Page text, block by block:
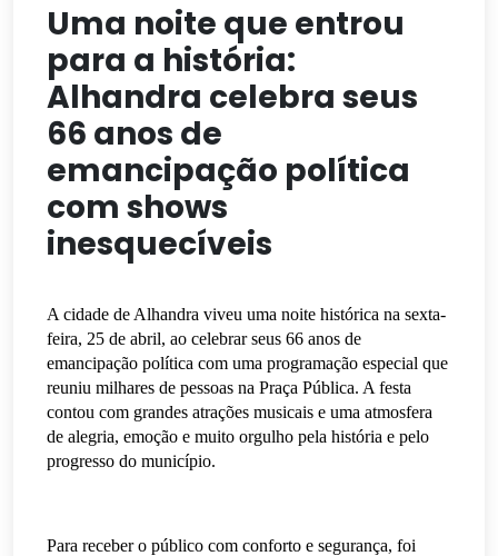
Uma noite que entrou
para a história:
Alhandra celebra seus
66 anos de
emancipação política
com shows
inesquecíveis
A cidade de Alhandra viveu uma noite histórica na sexta-
feira, 25 de abril, ao celebrar seus 66 anos de
emancipação política com uma programação especial que
reuniu milhares de pessoas na Praça Pública. A festa
contou com grandes atrações musicais e uma atmosfera
de alegria, emoção e muito orgulho pela história e pelo
progresso do município.
Para receber o público com conforto e segurança, foi